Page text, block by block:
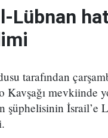
Lübnan
tarafından
Kavşağı mevkiinde
şüphelisinin İsrail’e